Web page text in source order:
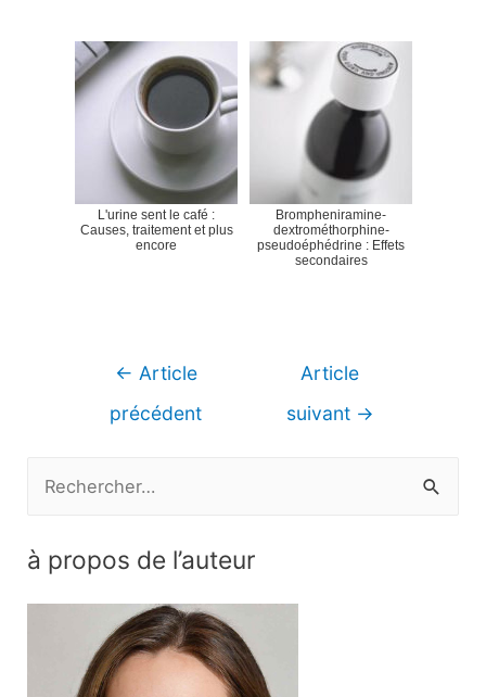
L'urine sent le café :
Causes, traitement et plus
encore
Brompheniramine-
dextrométhorphine-
pseudoéphédrine : Effets
secondaires
Navigation
← Article
précédent
Article
suivant →
h
à propos de l’auteur